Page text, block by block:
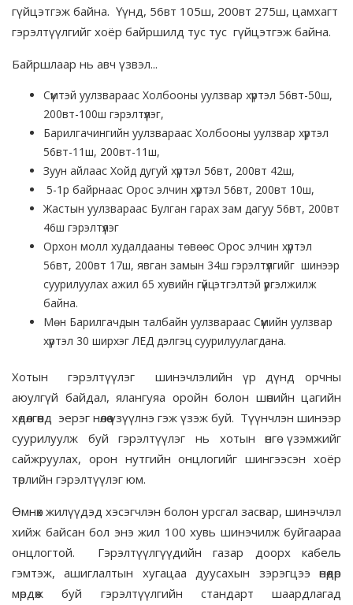
гүйцэтгэж байна. Үүнд, 56вт 105ш, 200вт 275ш, цамхагт
гэрэлтүүлгийг хоёр байршилд тус тус гүйцэтгэж байна.
Байршлаар нь авч үзвэл...
Сүмтэй уулзвараас Холбооны уулзвар хүртэл 56вт-50ш,
200вт-100ш гэрэлтүүлэг,
Барилгачингийн уулзвараас Холбооны уулзвар хүртэл
56вт-11ш, 200вт-11ш,
Зуун айлаас Хойд дугуй хүртэл 56вт, 200вт 42ш,
5-1р байрнаас Орос элчин хүртэл 56вт, 200вт 10ш,
Жастын уулзвараас Булган гарах зам дагуу 56вт, 200вт
46ш гэрэлтүүлэг
Орхон молл худалдааны төвөөс Орос элчин хүртэл
56вт, 200вт 17ш, явган замын 34ш гэрэлтүүлгийг шинээр
суурилуулах ажил 65 хувийн гүйцэтгэлтэй үргэлжилж
байна.
Мөн Барилгачдын талбайн уулзвараас Сүмийн уулзвар
хүртэл 30 ширхэг ЛЕД дэлгэц суурилуулагдана.
Хотын гэрэлтүүлэг шинэчлэлийн үр дүнд орчны
аюулгүй байдал, ялангуяа оройн болон шөнийн цагийн
хөдөлгөөнд эерэг нөлөө үзүүлнэ гэж үзэж буй. Түүнчлэн шинээр
суурилуулж буй гэрэлтүүлэг нь хотын өнгө үзэмжийг
сайжруулах, орон нутгийн онцлогийг шингээсэн хоёр
төрлийн гэрэлтүүлэг юм.
Өмнөх жилүүдэд хэсэгчлэн болон урсгал засвар, шинэчлэл
хийж байсан бол энэ жил 100 хувь шинэчилж буйгаараа
онцлогтой. Гэрэлтүүлгүүдийн газар доорх кабель
гэмтэж, ашиглалтын хугацаа дуусахын зэрэгцээ өнөөдөр
мөрдөж буй гэрэлтүүлгийн стандарт шаардлагад